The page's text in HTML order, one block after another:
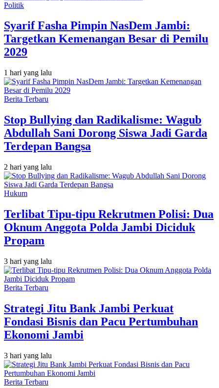
Politik
Syarif Fasha Pimpin NasDem Jambi:
Targetkan Kemenangan Besar di Pemilu
2029
1 hari yang lalu
Berita Terbaru
Stop Bullying dan Radikalisme: Wagub
Abdullah Sani Dorong Siswa Jadi Garda
Terdepan Bangsa
2 hari yang lalu
Hukum
Terlibat Tipu-tipu Rekrutmen Polisi: Dua
Oknum Anggota Polda Jambi Diciduk
Propam
3 hari yang lalu
Berita Terbaru
Strategi Jitu Bank Jambi Perkuat
Fondasi Bisnis dan Pacu Pertumbuhan
Ekonomi Jambi
3 hari yang lalu
Berita Terbaru